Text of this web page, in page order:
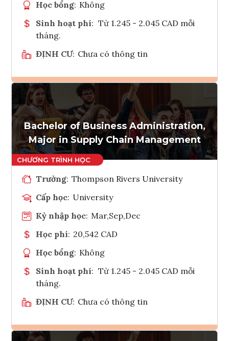
Học bổng: Không
Sinh hoạt phí: Từ 1.245 - 2.045 CAD mỗi
tháng.
ĐỊNH CƯ: Chưa có thông tin
Ghi danh
Tham vấn Interlink
Bachelor of Business Administration,
Major in Supply Chain Management
Trường: Thompson Rivers University
Cấp học: University
Kỳ nhập học: Mar,Sep,Dec
Học phí: 20,542 CAD
Học bổng: Không
Sinh hoạt phí: Từ 1.245 - 2.045 CAD mỗi
tháng.
ĐỊNH CƯ: Chưa có thông tin